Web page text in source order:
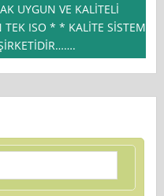
UYGUN VE KALİTELİ
TEK ISO * * KALİTE SİSTEM